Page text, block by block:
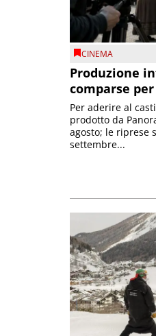
CINEMA
Produzione
comparse
Per aderire al
prodotto da
agosto; le riprese
settembre...